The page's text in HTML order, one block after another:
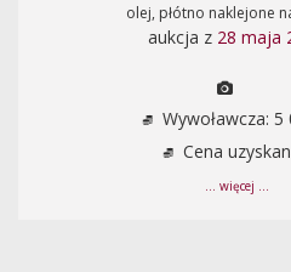
olej, płótno naklejone
aukcja z 28 maja
Wywoławcza: 5
Cena
... więcej ...